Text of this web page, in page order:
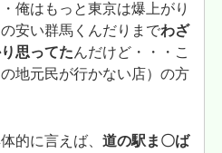
俺はもっと東京は爆上がり
安い群馬くんだりまでわざ
思ってたんだけど・・・こ
地元民が行かない店）の方
的に言えば、道の駅ま〇ば